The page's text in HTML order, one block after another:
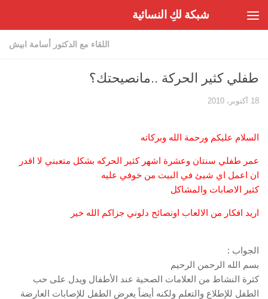
شبكة لكِ النسائية
اللقاء مع الدكتور أسامة ابيش
طفلي كثير الحركة ..مانصيحتك؟
18 أكتوبر، 2010
السلام عليكم ورحمة الله وبركاته
عمر طفلي سنتان وعشرة اشهر كثير الحركه بشكل متعبني لا اقدر
ان اعمل اي شيئ في البيت من خوفي عليه
كثير الاصابات والمشاكل
اريد افكار من الالعاب اونصائح دلوني جزاكم الله خير
الجواب :
بسم الله الرحمن الرحيم
كثرة النشاط من العلامات الصحية عند الأطفال ويدل على حب
الطفل للإطلاع والتعلم ولكنه أيضاً يعرض الطفل للإصابات العارضة